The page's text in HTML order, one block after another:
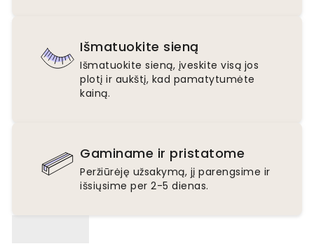
Išmatuokite sieną
Išmatuokite sieną, įveskite visą jos
plotį ir aukštį, kad pamatytumėte
kainą.
Gaminame ir pristatome
Peržiūrėję užsakymą, jį parengsime ir
išsiųsime per 2-5 dienas.